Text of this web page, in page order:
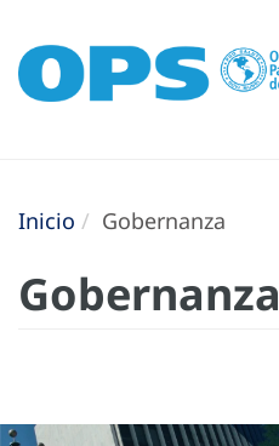
Inicio Gobernanza
Gobernanza